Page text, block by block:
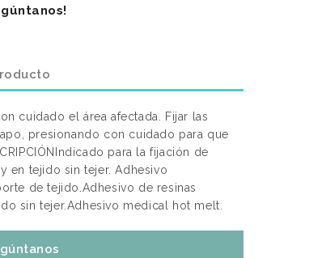
cuidado el área afectada. Fijar las
presionando con cuidado para que
para la fijación de
en tejido sin tejer. Adhesivo
de tejido.Adhesivo de resinas
sin tejer.Adhesivo medical hot melt.